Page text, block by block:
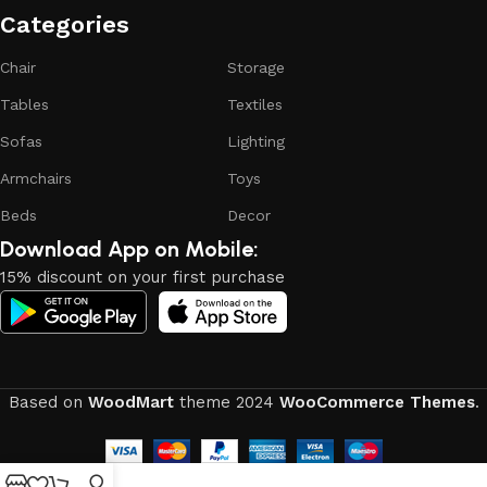
attractive appearance of the products, a long period of use
of the furniture, as well as safety.
Categories​
Chair
Tables
Sofas
Armchairs
Beds
Storage
Textiles
Lighting
Toys
Decor
Download App on Mobile:
15% discount on your first purchase
Based on WoodMarttheme 2024 WooCommerce Themes.